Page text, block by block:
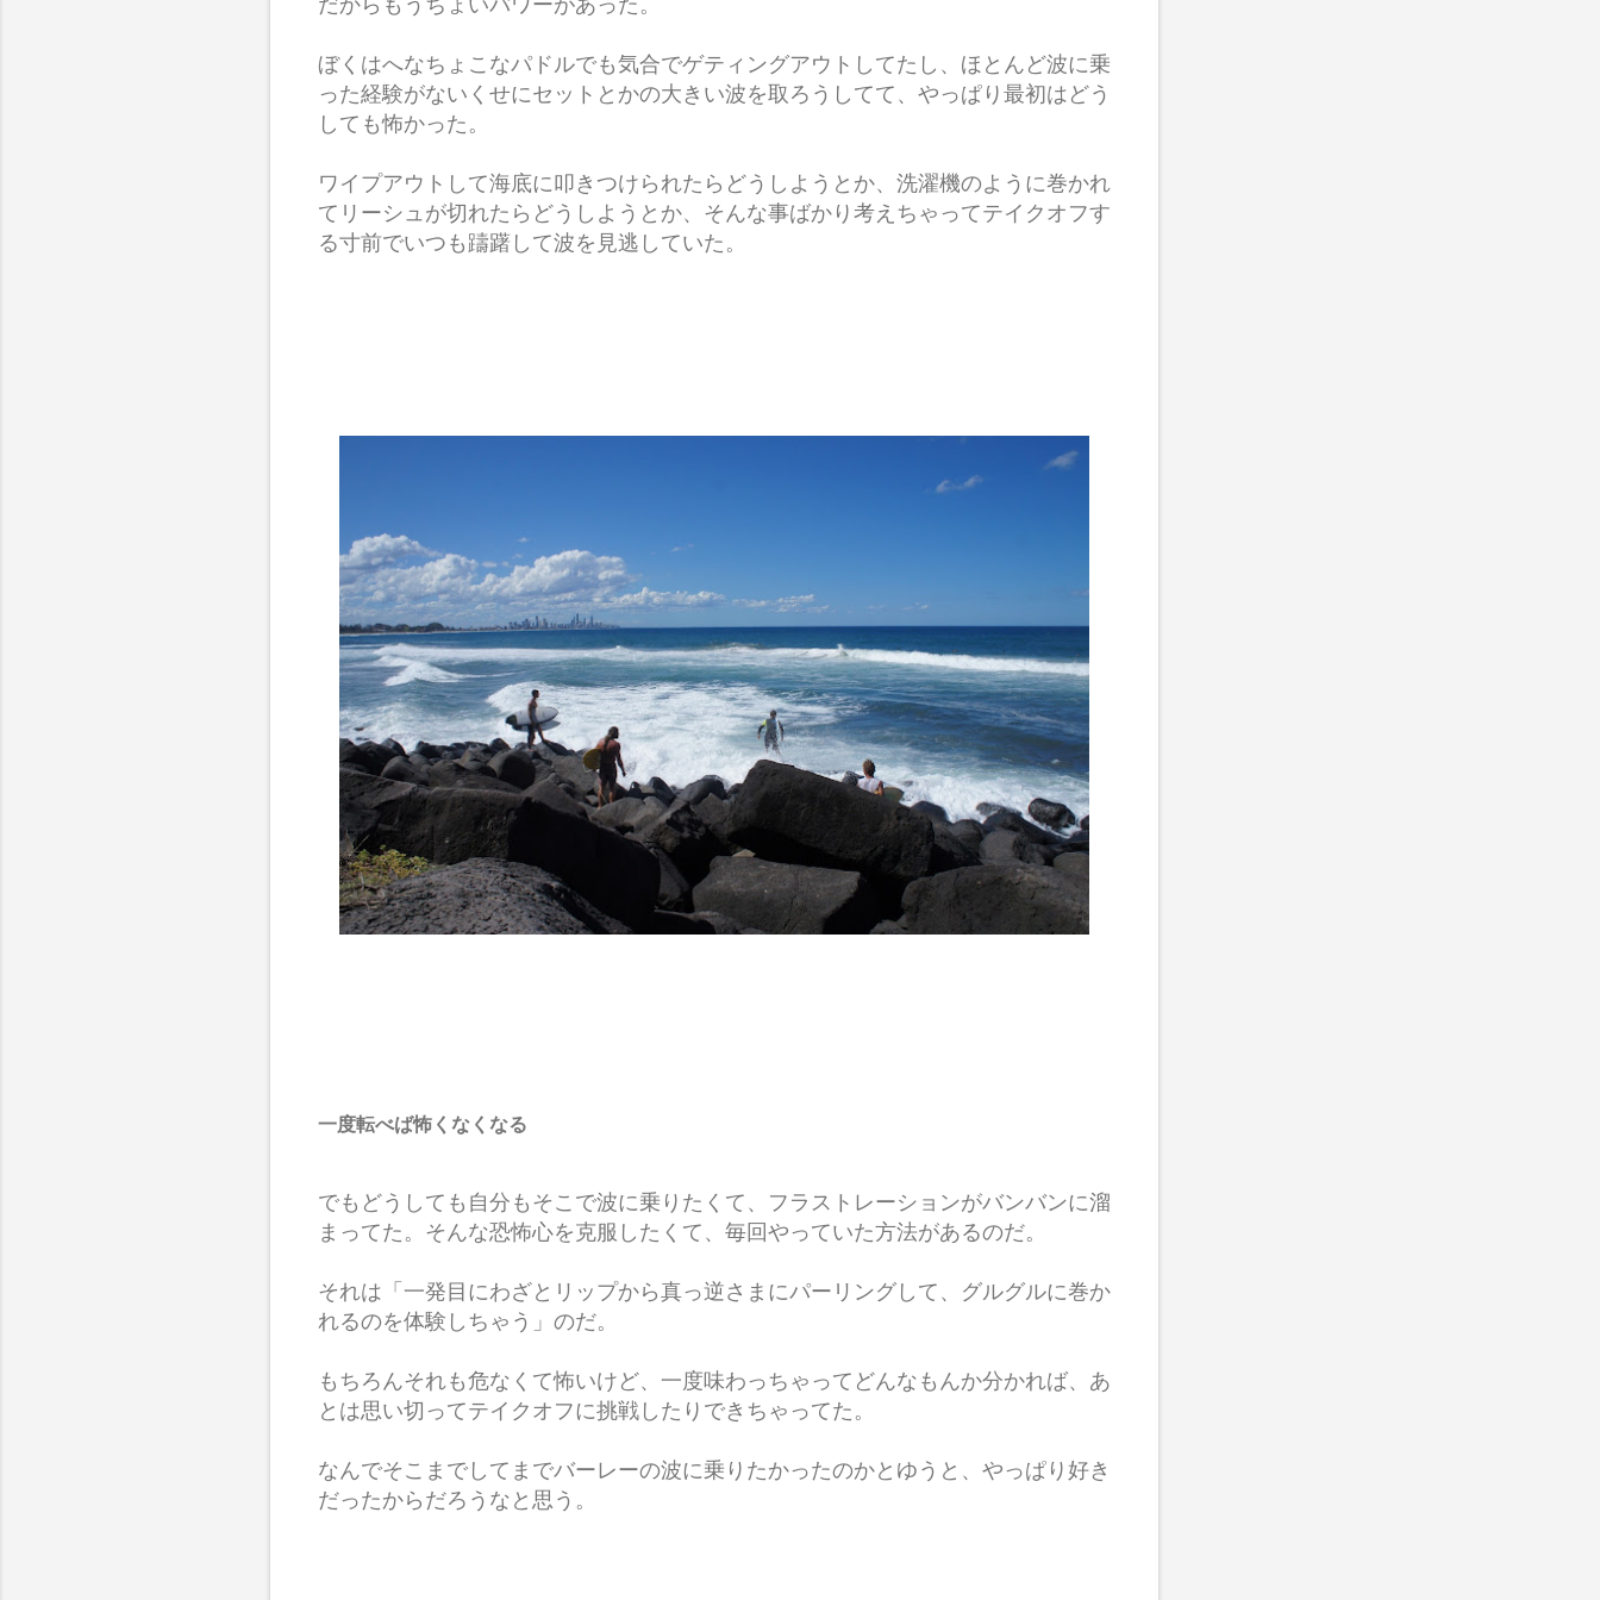
だからもうちょいパワーがあった。
ぼくはへなちょこなパドルでも気合でゲティングアウトしてたし、ほとんど波に乗
った経験がないくせにセットとかの大きい波を取ろうしてて、やっぱり最初はどう
しても怖かった。
ワイプアウトして海底に叩きつけられたらどうしようとか、洗濯機のように巻かれ
てリーシュが切れたらどうしようとか、そんな事ばかり考えちゃってテイクオフす
る寸前でいつも躊躇して波を見逃していた。
一度転べば怖くなくなる
でもどうしても自分もそこで波に乗りたくて、フラストレーションがバンバンに溜
まってた。そんな恐怖心を克服したくて、毎回やっていた方法があるのだ。
それは「一発目にわざとリップから真っ逆さまにパーリングして、グルグルに巻か
れるのを体験しちゃう」のだ。
もちろんそれも危なくて怖いけど、一度味わっちゃってどんなもんか分かれば、あ
とは思い切ってテイクオフに挑戦したりできちゃってた。
なんでそこまでしてまでバーレーの波に乗りたかったのかとゆうと、やっぱり好き
だったからだろうなと思う。